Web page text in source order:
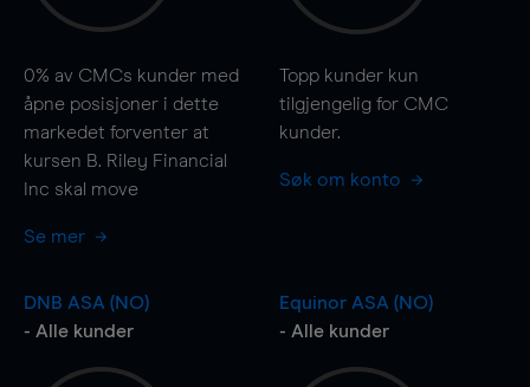
0% av CMCs kunder med
åpne posisjoner i dette
markedet forventer at
kursen B. Riley Financial
Inc skal move
Se mer
Topp kunder kun
tilgjengelig for CMC
kunder.
Søk om konto
DNB ASA (NO)
- Alle kunder
Equinor ASA (NO)
- Alle kunder